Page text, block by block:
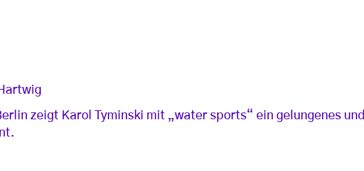
zeigt Karol Tyminski mit „water sports“ ein gelungenes und